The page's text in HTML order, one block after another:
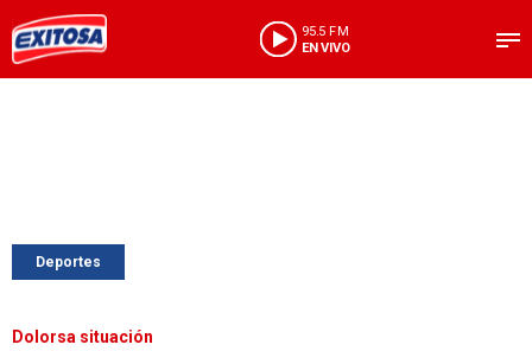
95.5 FM
EN VIVO
Deportes
Dolorsa situación